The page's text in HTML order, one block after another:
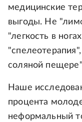
медицинские
выгоды. Не
"легкость в
соляной
Наше
процента
неформальный